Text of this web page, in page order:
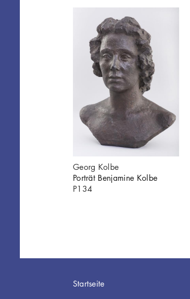
Georg Kolbe
Porträt Benjamine Kolbe
P134
Hauptnavigation
Startseite